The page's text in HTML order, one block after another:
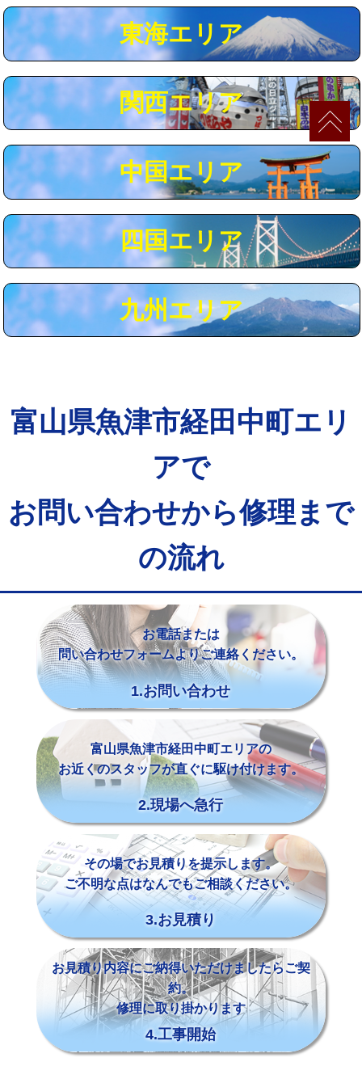
マス交換（深さ50㎝以上） 66,000円
コンクリート斫り（厚さ10㎝まで） 27,500円
コンクリート斫り（厚さ10㎝超え） 38,500円
モルタル補修（厚さ10㎝まで） 27,500円
追加人工 16,500円
※給水管工事は20mmまでの価格です。
東海エリア
関西エリア
中国エリア
四国エリア
九州エリア
富山県魚津市経田中町エリ
アで
お問い合わせから修理まで
の流れ
お電話または
問い合わせフォームよりご連絡ください。
1.お問い合わせ
富山県魚津市経田中町エリアの
お近くのスタッフが直ぐに駆け付けます。
2.現場へ急行
その場でお見積りを提示します。
ご不明な点はなんでもご相談ください。
3.お見積り
お見積り内容にご納得いただけましたらご契
約。
修理に取り掛かります
4.工事開始